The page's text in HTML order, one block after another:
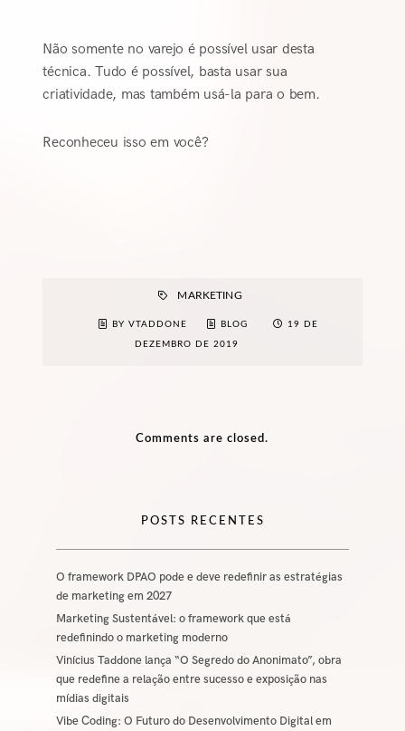
Não somente no varejo é possível usar desta
técnica. Tudo é possível, basta usar sua
criatividade, mas também usá-la para o bem.
Reconheceu isso em você?
MARKETING
BY VTADDONE BLOG 19 DE
DEZEMBRO DE 2019
Comments are closed.
POSTS RECENTES
O framework DPAO pode e deve redefinir as estratégias
de marketing em 2027
Marketing Sustentável: o framework que está
redefinindo o marketing moderno
Vinícius Taddone lança “O Segredo do Anonimato”, obra
que redefine a relação entre sucesso e exposição nas
mídias digitais
Vibe Coding: O Futuro do Desenvolvimento Digital em